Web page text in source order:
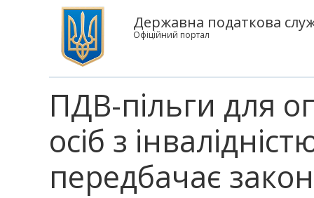
Державна податкова
Офіційний портал
ПДВ-пільги для
осіб з
передбачає закон